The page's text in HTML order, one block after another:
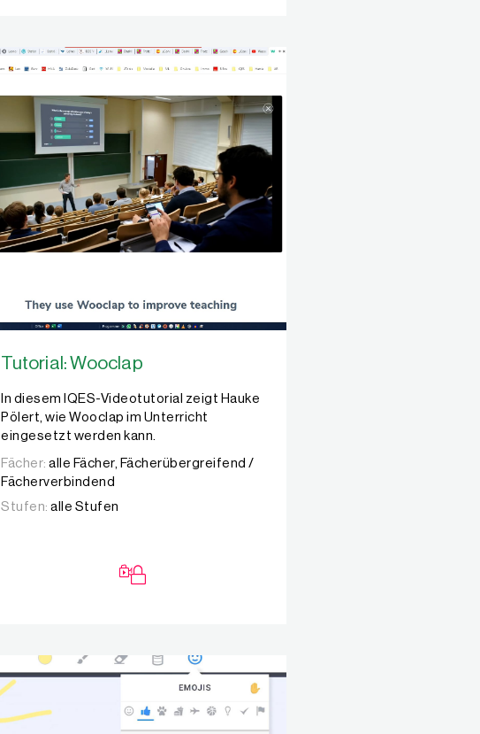
Tutorial: Wooclap
In diesem IQES-Videotutorial zeigt Hauke
Pölert, wie Wooclap im Unterricht
eingesetzt werden kann.
Fächer: alle Fächer, Fächerübergreifend /
Fächerverbindend
Stufen: alle Stufen